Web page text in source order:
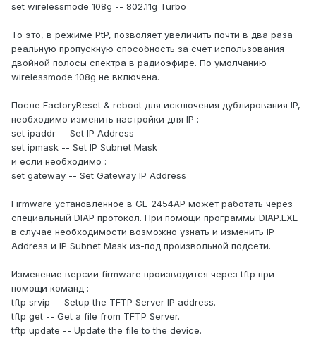
set wirelessmode 108g -- 802.11g Turbo
То это, в режиме PtP, позволяет увеличить почти в два раза
реальную пропускную способность за счет использования
двойной полосы спектра в радиоэфире. По умолчанию
wirelessmode 108g не включена.
После FactoryReset & reboot для исключения дублирования IP,
необходимо изменить настройки для IP :
set ipaddr -- Set IP Address
set ipmask -- Set IP Subnet Mask
и если необходимо :
set gateway -- Set Gateway IP Address
Firmware установленное в GL-2454AP может работать через
специальный DIAP протокол. При помощи программы DIAP.EXE
в случае необходимости возможно узнать и изменить IP
Address и IP Subnet Mask из-под произвольной подсети.
Изменение версии firmware производится через tftp при
помощи команд :
tftp srvip -- Setup the TFTP Server IP address.
tftp get -- Get a file from TFTP Server.
tftp update -- Update the file to the device.